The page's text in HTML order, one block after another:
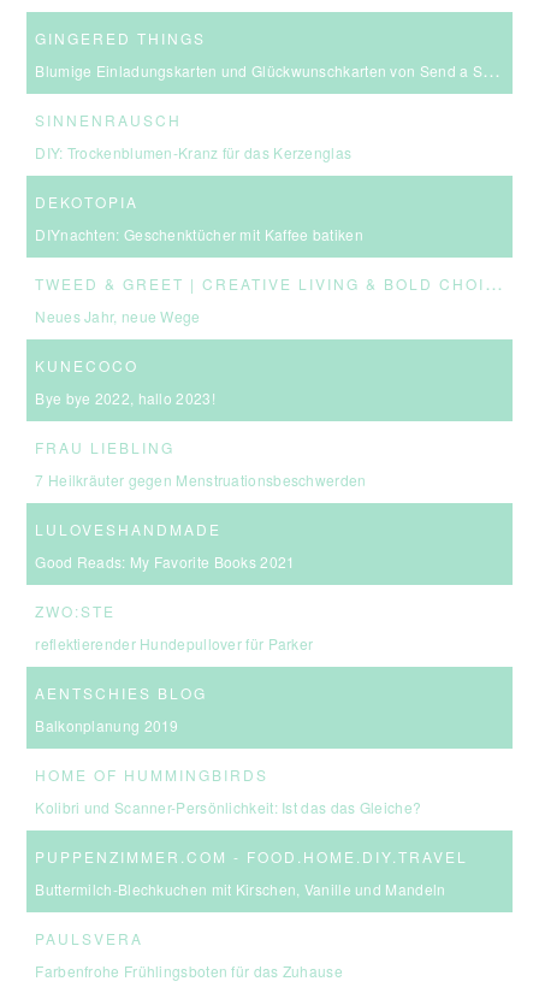
GINGERED THINGS
Blumige Einladungskarten und Glückwunschkarten von Send a Smile
SINNENRAUSCH
DIY: Trockenblumen-Kranz für das Kerzenglas
DEKOTOPIA
DIYnachten: Geschenktücher mit Kaffee batiken
T
WEED & GREET | CREATIVE LIVING & BOLD CHOICES
Neues Jahr, neue Wege
KUNECOCO
Bye bye 2022, hallo 2023!
FRAU LIEBLING
7 Heilkräuter gegen Menstruationsbeschwerden
LULOVESHANDMADE
Good Reads: My Favorite Books 2021
ZWO:STE
reflektierender Hundepullover für Parker
AENTSCHIES BLOG
Balkonplanung 2019
HOME OF HUMMINGBIRDS
Kolibri und Scanner-Persönlichkeit: Ist das das Gleiche?
PUPPENZIMMER.COM - FOOD.HOME.DIY.TRAVEL
Buttermilch-Blechkuchen mit Kirschen, Vanille und Mandeln
PAULSVERA
Farbenfrohe Frühlingsboten für das Zuhause